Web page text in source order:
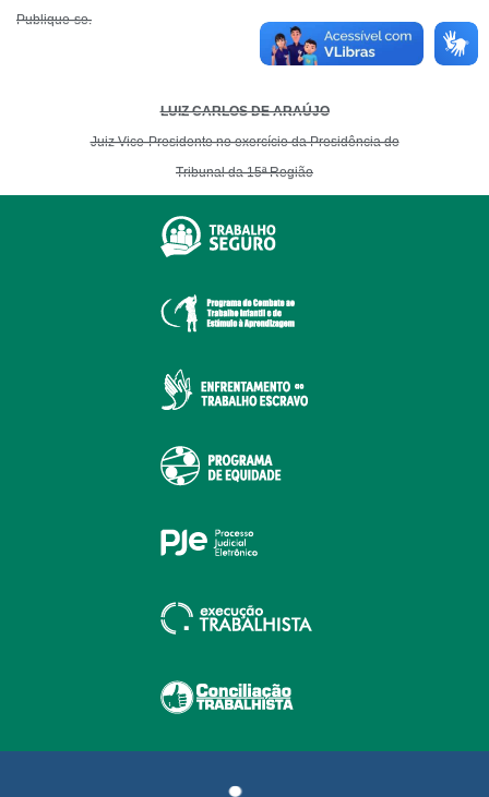
Publique-se.
LUIZ CARLOS DE ARAÚJO
Juiz Vice-Presidente no exercício da Presidência do
Tribunal da 15ª Região